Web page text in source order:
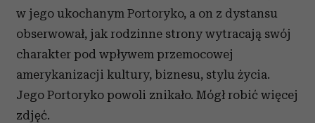
w jego ukochanym Portoryko, a on z dystansu
obserwował, jak rodzinne strony wytracają swój
charakter pod wpływem przemocowej
amerykanizacji kultury, biznesu, stylu życia.
Jego Portoryko powoli znikało. Mógł robić więcej
zdjęć.